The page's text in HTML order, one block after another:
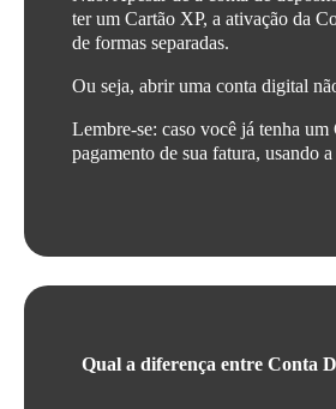
ter um Cartão XP, a ativação da
de formas separadas.
Ou seja, abrir uma conta digital
Lembre-se: caso você já tenha
pagamento de sua fatura, usando
Qual a diferença entre Conta